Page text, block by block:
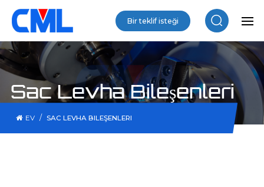
Bir teklif isteği
Sac Levha Bileşenleri
EV / SAC LEVHA BILEŞENLERI